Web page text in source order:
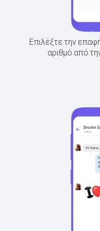
Επιλέξτε την
αριθμό από